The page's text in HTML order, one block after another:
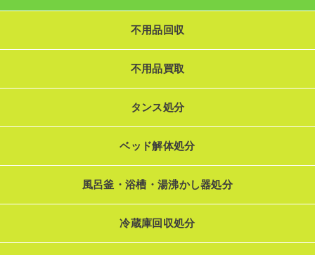
不用品回収
不用品買取
タンス処分
ベッド解体処分
風呂釜・浴槽・湯沸かし器処分
冷蔵庫回収処分